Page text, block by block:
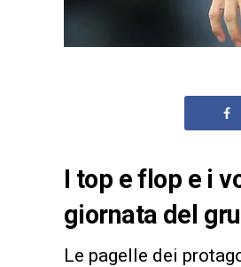
I top e flop e i
giornata del
Le pagelle dei